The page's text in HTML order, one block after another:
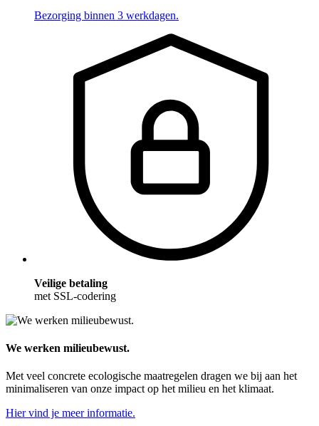
Bezorging binnen 3 werkdagen.
Veilige betaling
met SSL-codering
We werken milieubewust.
Met veel concrete ecologische maatregelen dragen we bij aan het
minimaliseren van onze impact op het milieu en het klimaat.
Hier vind je meer informatie.